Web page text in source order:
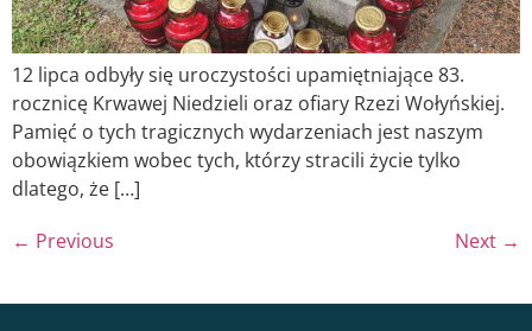
12 lipca odbyły się uroczystości upamiętniające 83.
rocznicę Krwawej Niedzieli oraz ofiary Rzezi Wołyńskiej.
Pamięć o tych tragicznych wydarzeniach jest naszym
obowiązkiem wobec tych, którzy stracili życie tylko
dlatego, że […]
← Previous Next →